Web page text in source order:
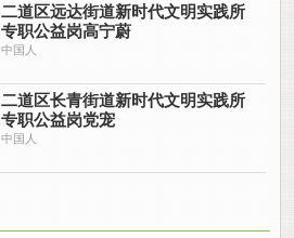
二道区远达街道新时代文明实践所
专职公益岗高宁蔚
中国人
二道区长青街道新时代文明实践所
专职公益岗党宠
中国人